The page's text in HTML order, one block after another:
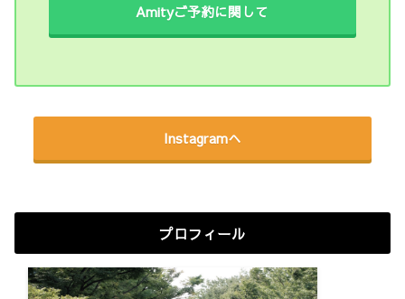
Amityご予約に関して
Instagramへ
プロフィール